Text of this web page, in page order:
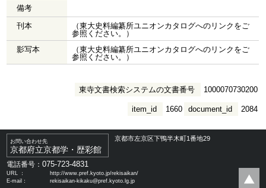
備考
刊本
（東大史料編纂所ユニオンカタログへのリンクをご
参照ください。）
影写本
（東大史料編纂所ユニオンカタログへのリンクをご
参照ください。）
東寺文書検索システムの文書番号 1000070730200
document_id 2084
item_id 1660
お問い合わせ先
京都府立京都学・歴彩館
京都市左京区下鴨半木町1番地29
電話番号：075-723-4831
URL ：
http://www.pref.kyoto.jp/rekisaikan/
E-mail：
rekisaikan-kikaku@pref.kyoto.lg.jp